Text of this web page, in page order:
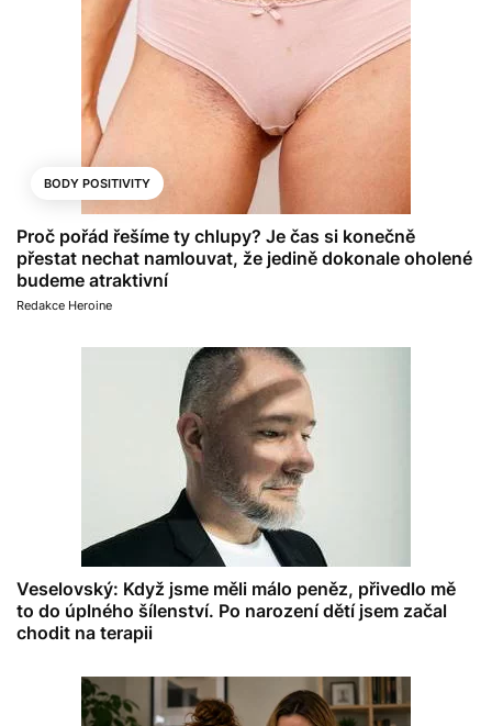
BODY POSITIVITY
Proč pořád řešíme ty chlupy? Je čas si konečně
přestat nechat namlouvat, že jedině dokonale oholené
budeme atraktivní
Redakce Heroine
Veselovský: Když jsme měli málo peněz, přivedlo mě
to do úplného šílenství. Po narození dětí jsem začal
chodit na terapii